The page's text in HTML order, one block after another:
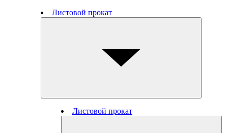
Листовой прокат
Листовой прокат